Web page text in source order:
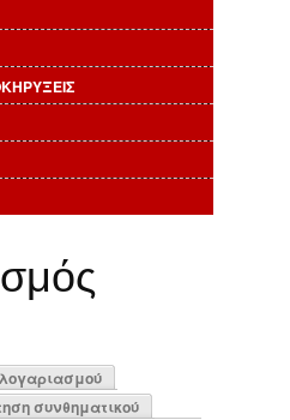
καρτέλες
συνθηματικού